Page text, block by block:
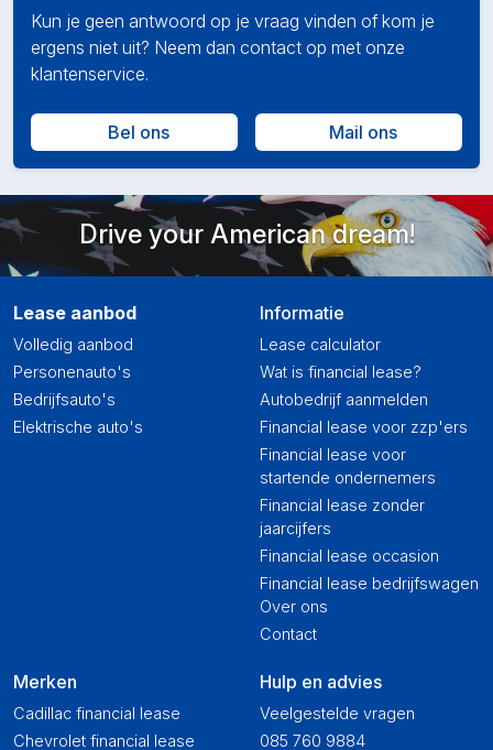
Kun je geen antwoord op je vraag vinden of kom je
ergens niet uit? Neem dan contact op met onze
klantenservice.
Bel ons Mail ons
Drive your American dream!
Lease aanbod
Volledig aanbod
Personenauto's
Bedrijfsauto's
Elektrische auto's
Merken
Cadillac financial lease
Chevrolet financial lease
Informatie
Lease calculator
Wat is financial lease?
Autobedrijf aanmelden
Financial lease voor zzp'ers
Financial lease voor
startende ondernemers
Financial lease zonder
jaarcijfers
Financial lease occasion
Financial lease bedrijfswagen
Over ons
Contact
Hulp en advies
Veelgestelde vragen
085 760 9884